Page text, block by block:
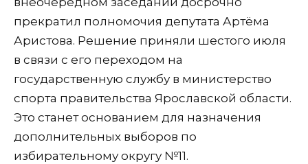
прекратил полномочия депутата Артёма
Аристова. Решение приняли шестого июля
в связи с его переходом на
государственную службу в министерство
спорта правительства Ярославской области.
Это станет основанием для назначения
дополнительных выборов по
избирательному округу №11.